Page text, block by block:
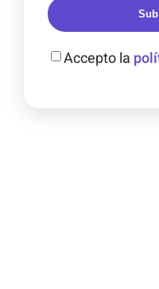
Accepto la